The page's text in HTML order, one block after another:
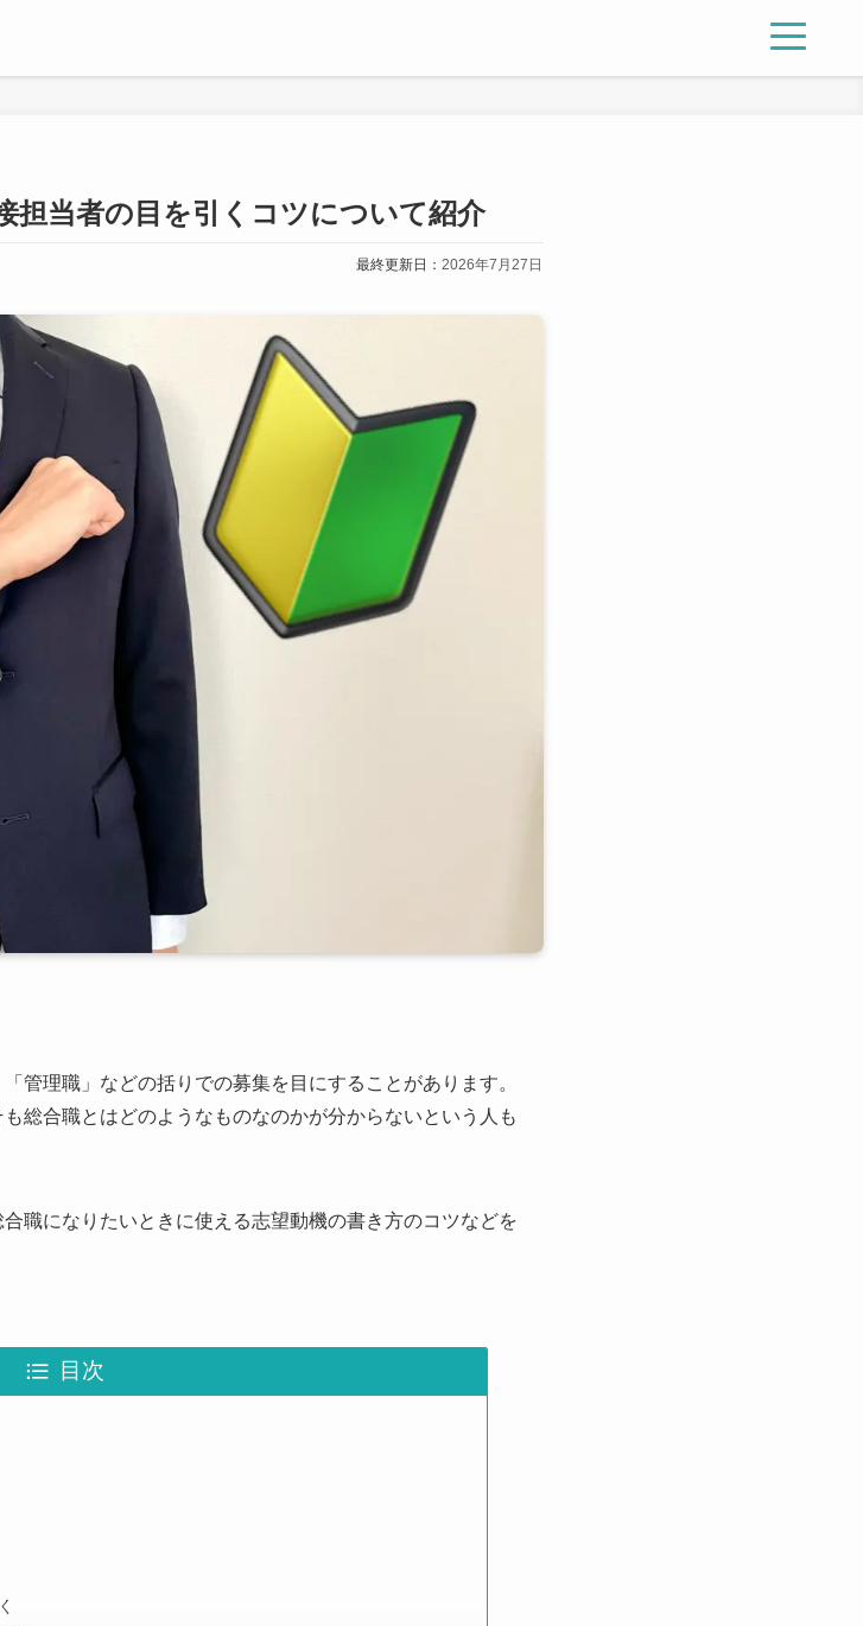
担当者の目を引くコツについて紹介
最終更新日：2026年7月27日
管理職」などの括りでの募集を目にすることがあります。
総合職とはどのようなものなのかが分からないという人も
職になりたいときに使える志望動機の書き方のコツなどを
目次